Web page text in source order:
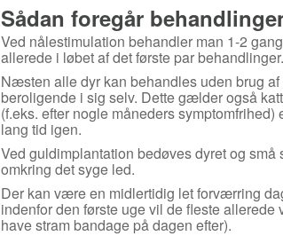
Sådan foregår
Ved nålestimulation behandler man 1-2
allerede i løbet af det første par
Næsten alle dyr kan behandles uden brug
beroligende i sig selv. Dette gælder også
(f.eks. efter nogle måneders
lang tid igen.
Ved guldimplantation bedøves dyret og
omkring det syge led.
Der kan være en midlertidig let forværring
indenfor den første uge vil de fleste
have stram bandage på dagen efter).